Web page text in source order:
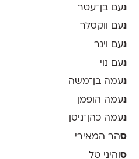
נעם בן־עטר
נעם ווקסלר
נעם וינר
נעם נוי
נעמה בן־משה
נעמה הופמן
נעמה כהן־ניסן
סהר המאירי
סוהיני טל